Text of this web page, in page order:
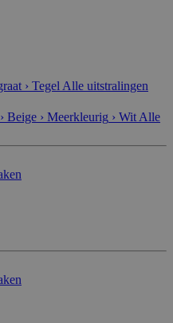
› Tegel Alle uitstralingen
› Beige › Meerkleurig › Wit Alle